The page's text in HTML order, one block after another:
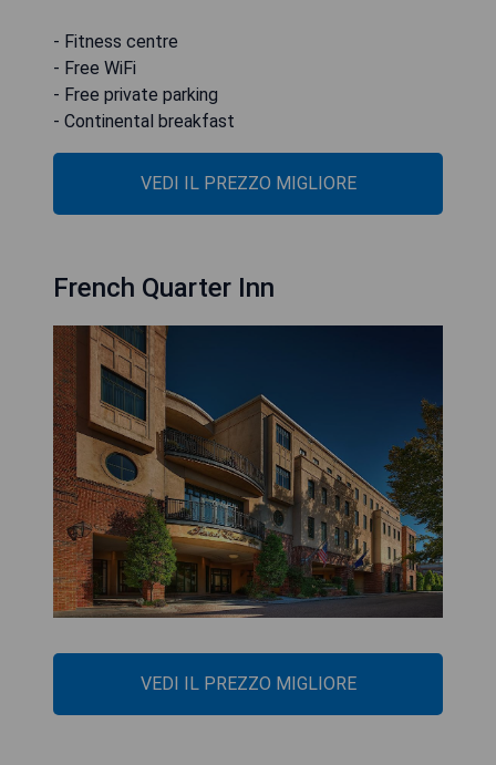
- Fitness centre
- Free WiFi
- Free private parking
- Continental breakfast
VEDI IL PREZZO MIGLIORE
French Quarter Inn
VEDI IL PREZZO MIGLIORE